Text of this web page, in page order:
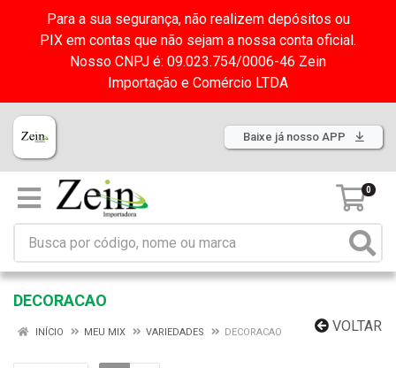
Para a sua segurança, não realizem depósitos ou
PIX em contas que não sejam a nossa conta oficial.
Nosso CNPJ é: 09.023.754/0006-46 Zein
Importação e Comércio LTDA
Baixe já nosso APP
0
DECORACAO
VOLTAR
INÍCIO MEU MIX VARIEDADES DECORACAO